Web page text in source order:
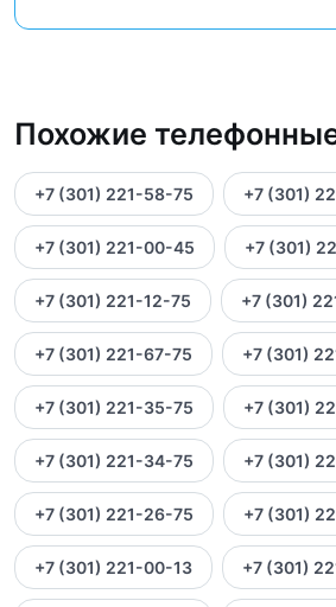
Похожие
+7 (301) 221-58-75 +7 (301)
+7 (301) 221-00-45 +7 (301)
+7 (301) 221-12-75 +7 (301)
+7 (301) 221-67-75 +7 (301)
+7 (301) 221-35-75 +7 (301)
+7 (301) 221-34-75 +7 (301)
+7 (301) 221-26-75 +7 (301)
+7 (301) 221-00-13 +7 (301)